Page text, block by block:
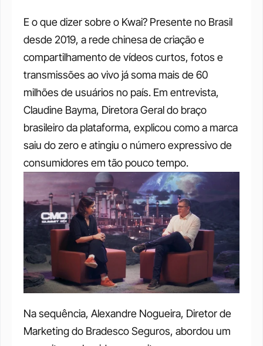
E o que dizer sobre o Kwai? Presente no Brasil
desde 2019, a rede chinesa de criação e
compartilhamento de vídeos curtos, fotos e
transmissões ao vivo já soma mais de 60
milhões de usuários no país. Em entrevista,
Claudine Bayma, Diretora Geral do braço
brasileiro da plataforma, explicou como a marca
saiu do zero e atingiu o número expressivo de
consumidores em tão pouco tempo.
Na sequência, Alexandre Nogueira, Diretor de
Marketing do Bradesco Seguros, abordou um